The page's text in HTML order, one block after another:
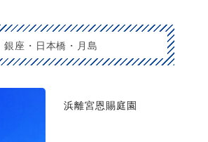
銀座・日本橋・月島
浜離宮恩賜庭園